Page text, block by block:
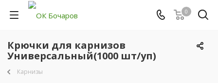
0
Крючки для карнизов
Универсальный(1000 шт/уп)
Карнизы